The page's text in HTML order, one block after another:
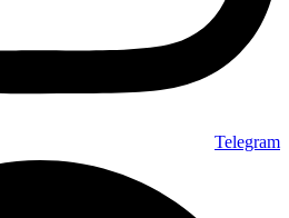
Telegram